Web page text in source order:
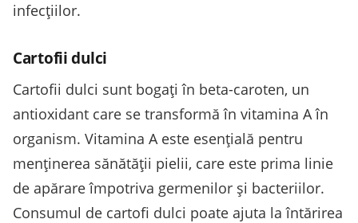
infecțiilor.
Cartofii dulci
Cartofii dulci sunt bogați în beta-caroten, un
antioxidant care se transformă în vitamina A în
organism. Vitamina A este esențială pentru
menținerea sănătății pielii, care este prima linie
de apărare împotriva germenilor și bacteriilor.
Consumul de cartofi dulci poate ajuta la întărirea